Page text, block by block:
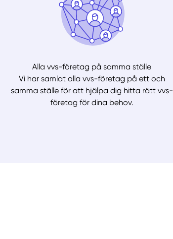
Alla vvs-företag på samma ställe
Vi har samlat alla vvs-företag på ett och
samma ställe för att hjälpa dig hitta rätt vvs-
företag för dina behov.